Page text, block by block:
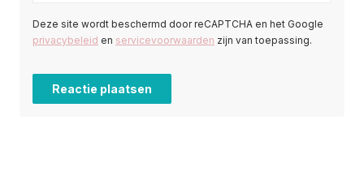
Deze site wordt beschermd door reCAPTCHA en het Google
privacybeleid en servicevoorwaarden zijn van toepassing.